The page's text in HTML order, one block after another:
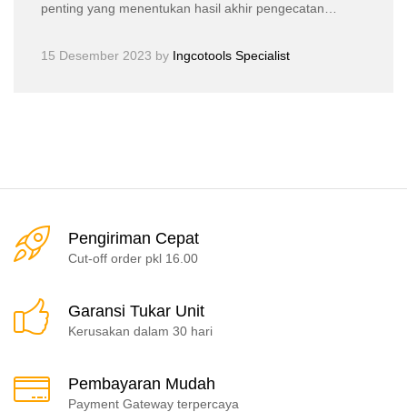
penting yang menentukan hasil akhir pengecatan…
15 Desember 2023 by Ingcotools Specialist
Pengiriman Cepat
Cut-off order pkl 16.00
Garansi Tukar Unit
Kerusakan dalam 30 hari
Pembayaran Mudah
Payment Gateway terpercaya